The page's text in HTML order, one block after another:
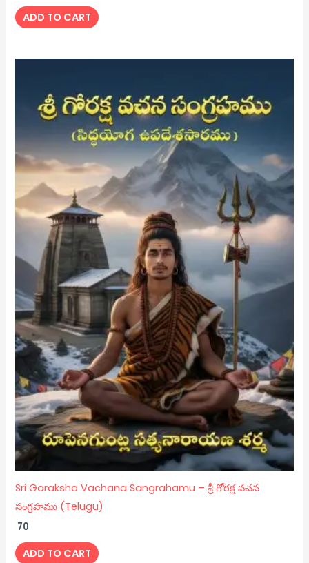
ADD TO CART
Sri Goraksha Vachana Sangrahamu – శ్రీ గోరక్ష వచన
సంగ్రహము (Telugu)
70
ADD TO CART